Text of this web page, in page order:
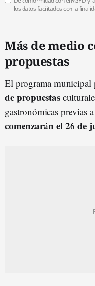
los datos facilitados con la
Más de medio
propuestas
El programa municipal
de propuestas
gastronómicas previas
comenzarán el 26 de